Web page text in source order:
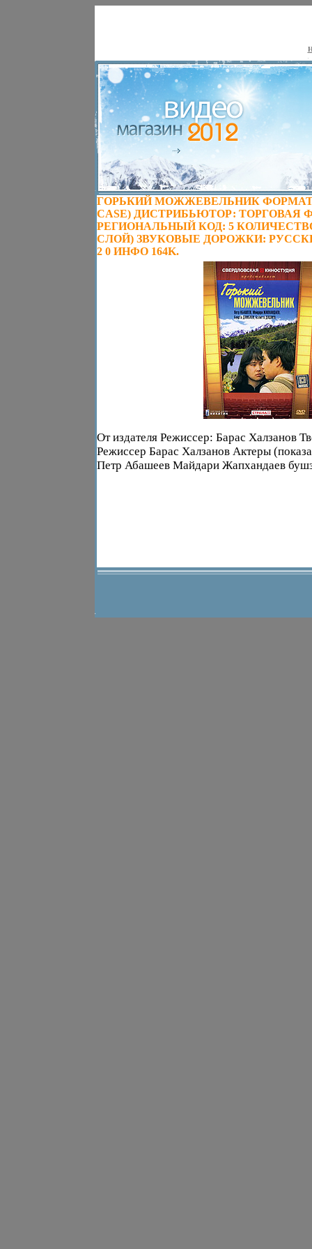
ГОРЬКИЙ МОЖЖЕВЕЛЬНИК ФОРМАТ:
CASE) ДИСТРИБЬЮТОР:
РЕГИОНАЛЬНЫЙ КОД: 5 КОЛИЧЕСТВО
СЛОЙ) ЗВУКОВЫЕ ДОРОЖКИ:
2 0 ИНФО 164K.
От издателя Режиссер: Барас Халзанов
Режиссер Барас Халзанов Актеры
Петр Абашеев Майдари Жапхандаев